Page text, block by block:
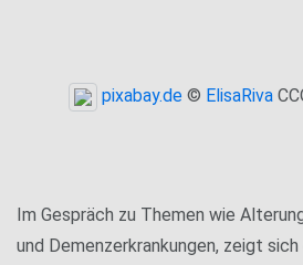
pixabay.de © ElisaRiva
Im Gespräch zu Themen wie
und Demenzerkrankungen, zeigt